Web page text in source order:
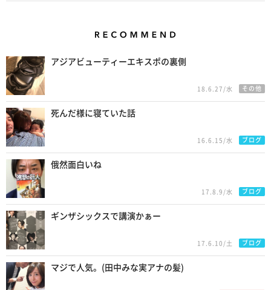
アジアビューティーエキスポの裏側
18.6.27/水 その他
死んだ様に寝ていた話
16.6.15/水 ブログ
俄然面白いね
17.8.9/水 ブログ
ギンザシックスで講演かぁー
17.6.10/土 ブログ
マジで人気。(田中みな実アナの髪)